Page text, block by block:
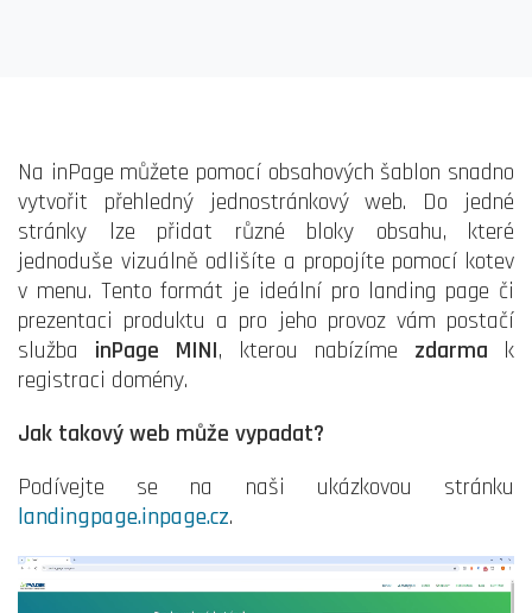
Na inPage můžete pomocí obsahových šablon snadno
vytvořit přehledný jednostránkový web. Do jedné
stránky lze přidat různé bloky obsahu, které
jednoduše vizuálně odlišíte a propojíte pomocí kotev
v menu. Tento formát je ideální pro landing page či
prezentaci produktu a pro jeho provoz vám postačí
služba inPage MINI, kterou nabízíme zdarma k
registraci domény.
Jak takový web může vypadat?
Podívejte se na naši ukázkovou stránku
landingpage.inpage.cz.